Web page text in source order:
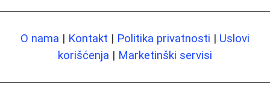
O nama | Kontakt | Politika privatnosti | Uslovi
korišćenja | Marketinški servisi